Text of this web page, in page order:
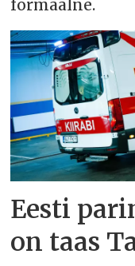
formaalne.
Eesti
on taas